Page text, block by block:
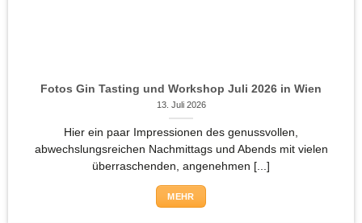
Fotos Gin Tasting und Workshop Juli 2026 in Wien
13. Juli 2026
Hier ein paar Impressionen des genussvollen,
abwechslungsreichen Nachmittags und Abends mit vielen
überraschenden, angenehmen [...]
MEHR